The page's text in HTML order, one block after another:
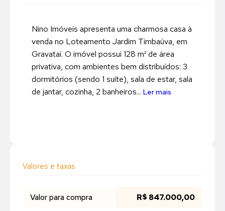
Nino Imóveis apresenta uma charmosa casa à
venda no Loteamento Jardim Timbaúva, em
Gravataí. O imóvel possui 128 m² de área
privativa, com ambientes bem distribuídos: 3
dormitórios (sendo 1 suíte), sala de estar, sala
de jantar, cozinha, 2 banheiros... Ler mais
Valores e taxas
Valor para compra R$ 847.000,00